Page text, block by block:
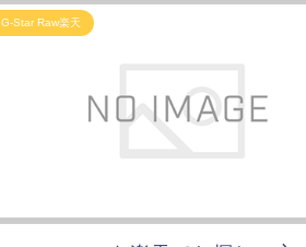
G-Star Raw楽天